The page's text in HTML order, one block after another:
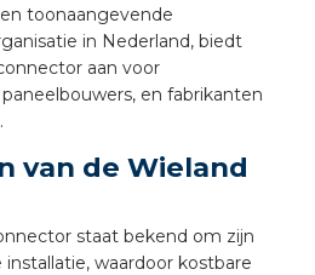
toonaangevende
in Nederland, biedt
aan voor
en fabrikanten
van de Wieland
staat bekend om zijn
waardoor kostbare
tuinbouw